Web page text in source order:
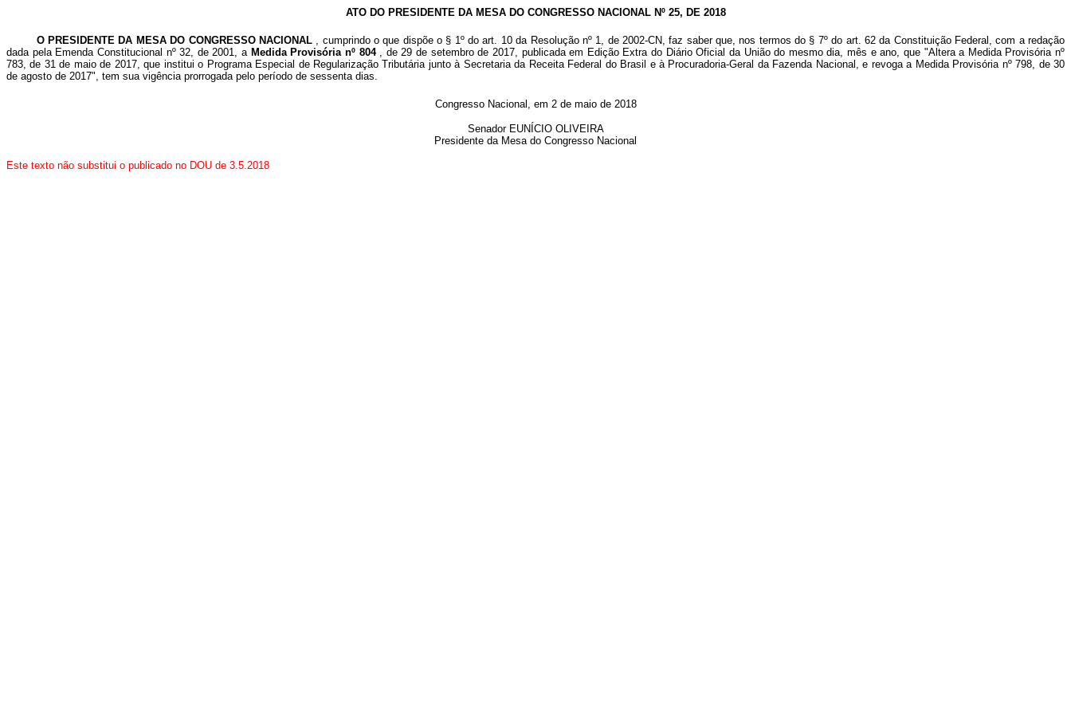
ATO DO PRESIDENTE DA MESA DO CONGRESSO NACIONAL Nº 25, DE 2018
O PRESIDENTE DA MESA DO CONGRESSO NACIONAL , cumprindo o que dispõe o § 1º do art. 10 da Resolução nº 1, de 2002-CN, faz saber que, nos termos do § 7º do art. 62 da Constituição Federal, com a redação
dada pela Emenda Constitucional nº 32, de 2001, a Medida Provisória nº 804 , de 29 de setembro de 2017, publicada em Edição Extra do Diário Oficial da União do mesmo dia, mês e ano, que "Altera a Medida Provisória nº
783, de 31 de maio de 2017, que institui o Programa Especial de Regularização Tributária junto à Secretaria da Receita Federal do Brasil e à Procuradoria-Geral da Fazenda Nacional, e revoga a Medida Provisória nº 798, de 30
de agosto de 2017", tem sua vigência prorrogada pelo período de sessenta dias.
Congresso Nacional, em 2 de maio de 2018
Senador EUNÍCIO OLIVEIRA
Presidente da Mesa do Congresso Nacional
Este texto não substitui o publicado no DOU de 3.5.2018